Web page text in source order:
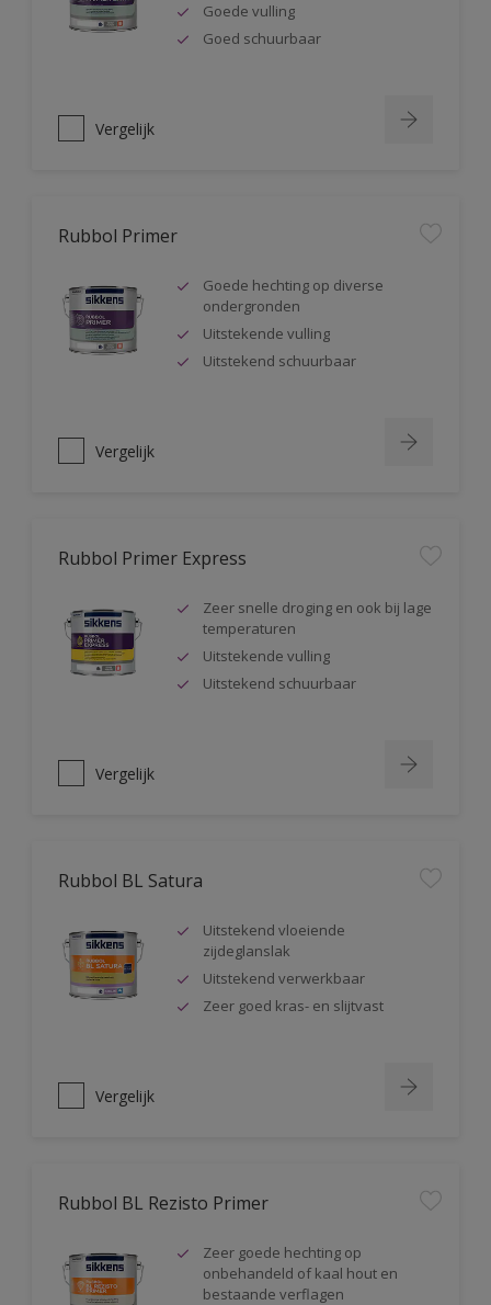
Goede vulling
Goed schuurbaar
Vergelijk
Rubbol Primer
Goede hechting op diverse
ondergronden
Uitstekende vulling
Uitstekend schuurbaar
Vergelijk
Rubbol Primer Express
Zeer snelle droging en ook bij lage
temperaturen
Uitstekende vulling
Uitstekend schuurbaar
Vergelijk
Rubbol BL Satura
Uitstekend vloeiende
zijdeglanslak
Uitstekend verwerkbaar
Zeer goed kras- en slijtvast
Vergelijk
Rubbol BL Rezisto Primer
Zeer goede hechting op
onbehandeld of kaal hout en
bestaande verflagen